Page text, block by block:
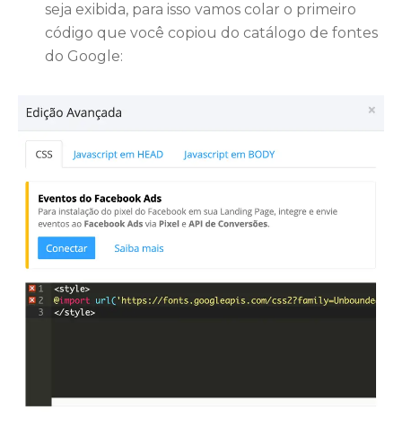
seja exibida, para isso vamos colar o primeiro
código que você copiou do catálogo de fontes
do Google: